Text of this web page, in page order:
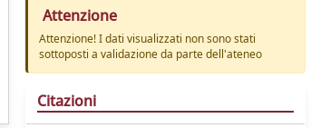
Attenzione
Attenzione! I dati visualizzati non sono stati
sottoposti a validazione da parte dell'ateneo
Citazioni